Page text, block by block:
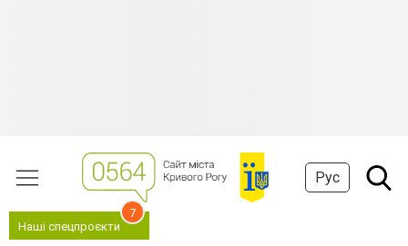
Рус
Наші спецпроєкти
7